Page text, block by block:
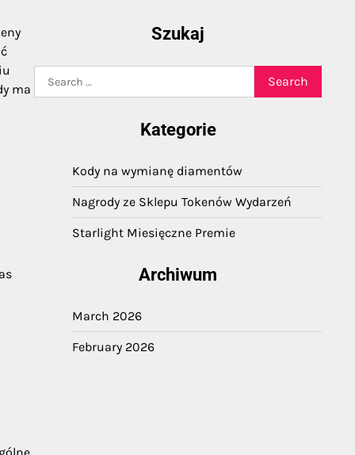
ma
Szukaj
for:
Kategorie
Kody na wymianę diamentów
Nagrody ze Sklepu Tokenów Wydarzeń
Starlight Miesięczne Premie
Archiwum
March 2026
February 2026